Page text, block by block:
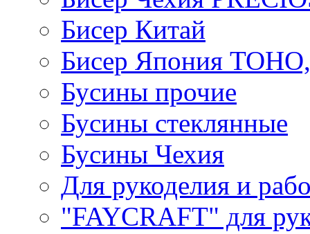
Бисер Китай
Бисер Япония
Бусины прочие
Бусины стеклянные
Бусины Чехия
Для рукоделия и
"FAYCRAFT" для